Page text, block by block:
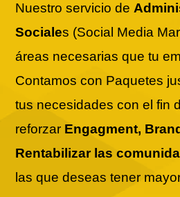
Nuestro servicio de
Sociales (Social Media
áreas necesarias que tu
Contamos con Paquetes
tus necesidades con el fin
reforzar Engagment,
Rentabilizar las
las que deseas tener